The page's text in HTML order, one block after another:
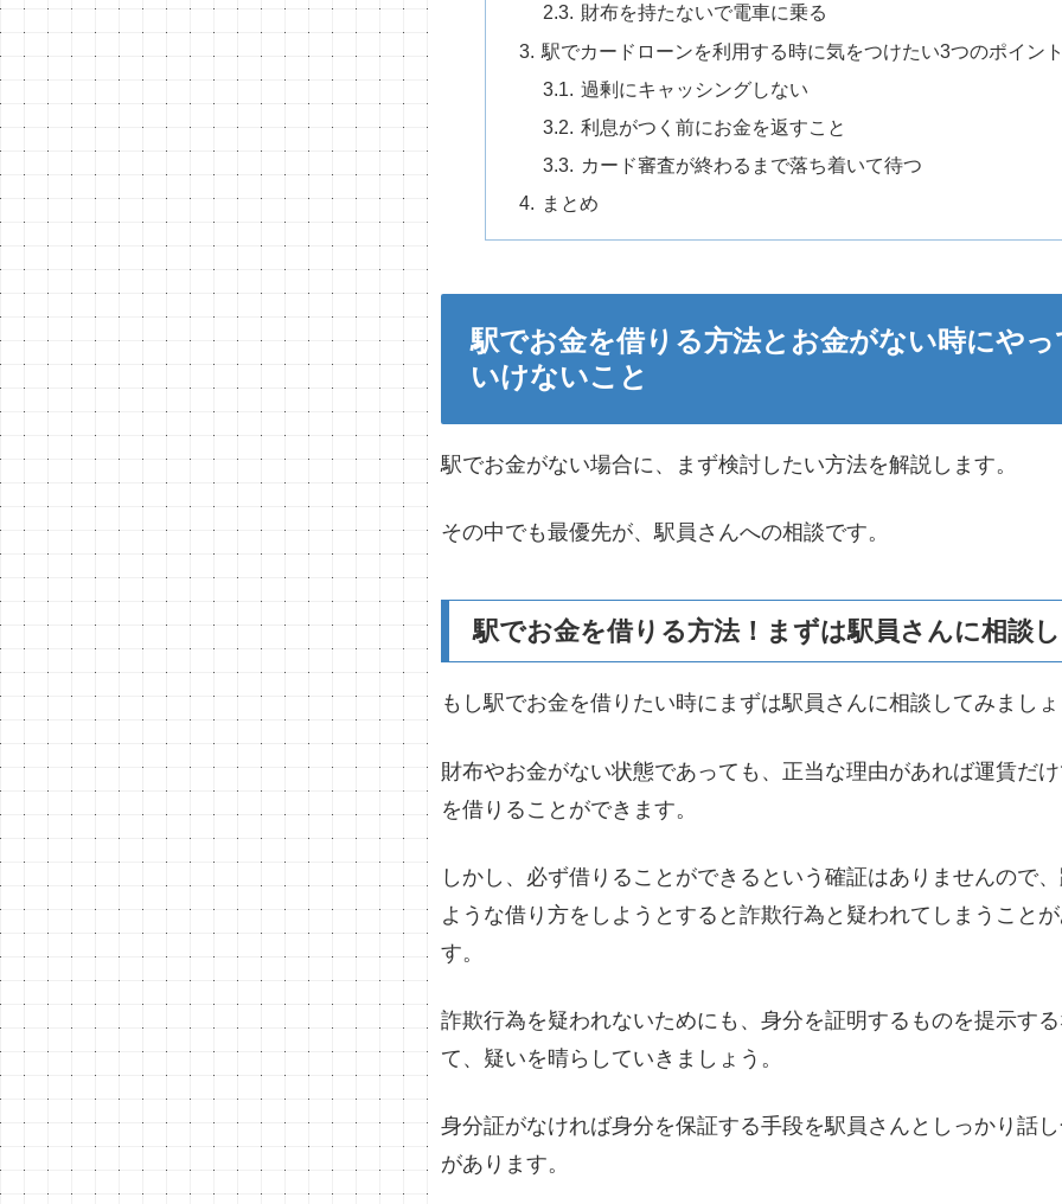
財布を持たないで電車に乗る
駅でカードローンを利用する時に気をつけたい3つのポイン
過剰にキャッシングしない
利息がつく前にお金を返すこと
カード審査が終わるまで落ち着いて待つ
まとめ
駅でお金を借りる方法とお金がない時にや
いけないこと
駅でお金がない場合に、まず検討したい方法を解説します。
その中でも最優先が、駅員さんへの相談です。
駅でお金を借りる方法！まずは駅員さんに相談
もし駅でお金を借りたい時にまずは駅員さんに相談してみまし
財布やお金がない状態であっても、正当な理由があれば運賃だ
を借りることができます。
しかし、必ず借りることができるという確証はありませんので
ような借り方をしようとすると詐欺行為と疑われてしまうこと
す。
詐欺行為を疑われないためにも、身分を証明するものを提示す
て、疑いを晴らしていきましょう。
身分証がなければ身分を保証する手段を駅員さんとしっかり話
があります。